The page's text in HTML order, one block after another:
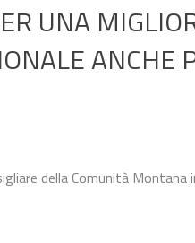
UNA
ANCHE
della Comunità